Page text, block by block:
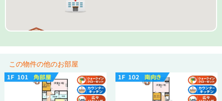
この物件の他のお部屋